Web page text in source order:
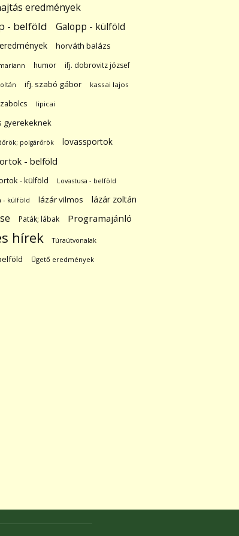
eredmények
- belföld Galopp - külföld
horváth balázs
humor ifj. dobrovitz józsef
ifj. szabó gábor kassai lajos
lipicai
gyerekeknek
polgárőrök
lovassportok
- belföld
- külföld Lovastusa - belföld
- külföld lázár vilmos lázár zoltán
Paták; lábak Programajánló
hírek Túraútvonalak
Ügető eredmények